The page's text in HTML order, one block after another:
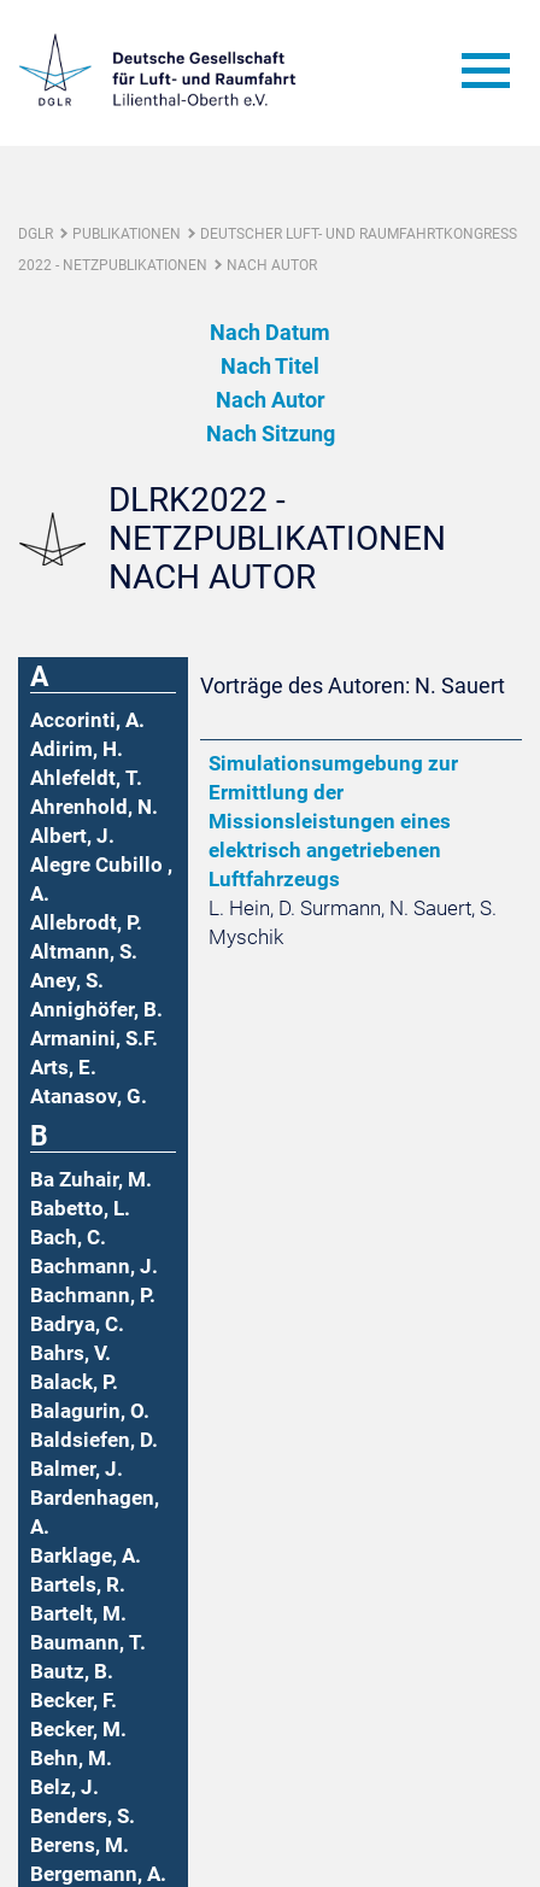
DGLR PUBLIKATIONEN
DEUTSCHER LUFT- UND RAUMFAHRTKONGRESS
2022 - NETZPUBLIKATIONEN
NACH AUTOR
Nach Datum
Nach Titel
Nach Autor
Nach Sitzung
DLRK2022 -
NETZPUBLIKATIONEN
NACH AUTOR
A
Accorinti, A.
Adirim, H.
Ahlefeldt, T.
Ahrenhold, N.
Albert, J.
Alegre Cubillo ,
A.
Allebrodt, P.
Altmann, S.
Aney, S.
Annighöfer, B.
Armanini, S.F.
Arts, E.
Atanasov, G.
B
Ba Zuhair, M.
Babetto, L.
Bach, C.
Bachmann, J.
Bachmann, P.
Badrya, C.
Bahrs, V.
Balack, P.
Balagurin, O.
Baldsiefen, D.
Balmer, J.
Bardenhagen,
A.
Barklage, A.
Bartels, R.
Bartelt, M.
Baumann, T.
Bautz, B.
Becker, F.
Becker, M.
Behn, M.
Belz, J.
Benders, S.
Berens, M.
Bergemann, A.
Vorträge des Autoren: N. Sauert
Simulationsumgebung zur
Ermittlung der
Missionsleistungen eines
elektrisch angetriebenen
Luftfahrzeugs
L. Hein, D. Surmann, N. Sauert, S.
Myschik